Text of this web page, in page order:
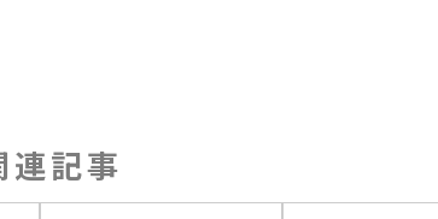
連記事